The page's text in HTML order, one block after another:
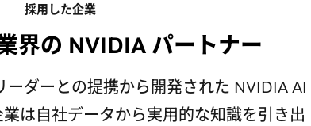
採用した企業
界の NVIDIA パートナー
ダーとの提携から開発された NVIDIA AI
は自社データから実用的な知識を引き出